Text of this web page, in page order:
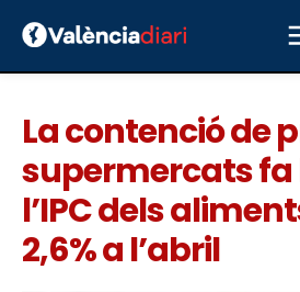
La contenció de
supermercats
l’IPC dels
2,6% a l’abril